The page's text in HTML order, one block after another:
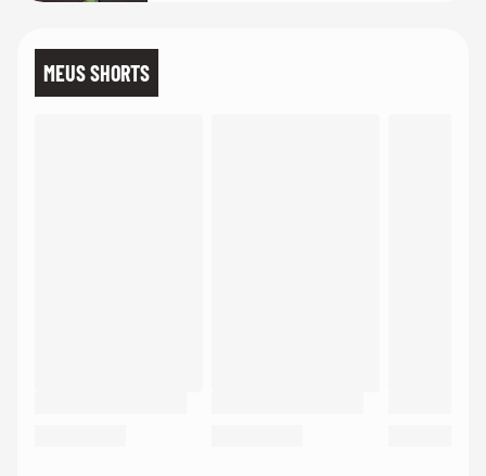
MEUS SHORTS